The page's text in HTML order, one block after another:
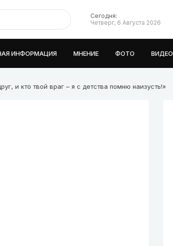
Сегодня:
Четверг, 6 Августа 2026
ИНФОРМАЦИЯ МНЕНИЕ ФОТО ВИДЕО
и кто твой враг – я с детства помню наизусть!»